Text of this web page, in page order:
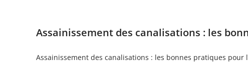
Assainissement des canalisations : les
Assainissement des canalisations : les bonnes pratiques